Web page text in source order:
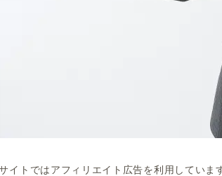
イトではアフィリエイト広告を利用していま